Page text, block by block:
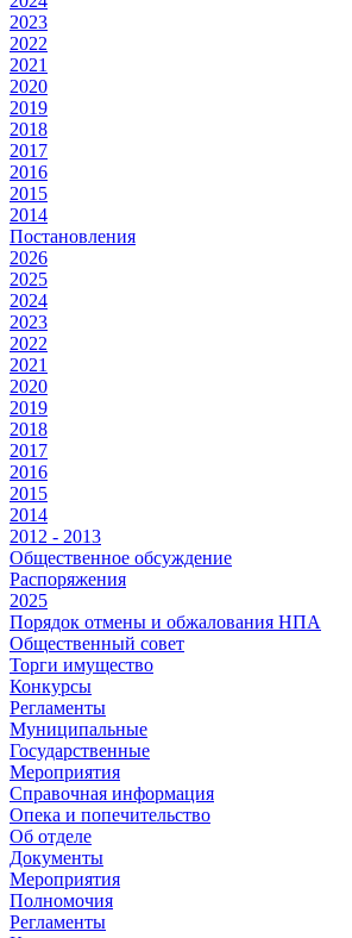
2023
2022
2021
2020
2019
2018
2017
2016
2015
2014
Постановления
2026
2025
2024
2023
2022
2021
2020
2019
2018
2017
2016
2015
2014
2012 - 2013
Общественное обсуждение
Распоряжения
2025
Порядок отмены и обжалования НПА
Общественный совет
Торги имущество
Конкурсы
Регламенты
Муниципальные
Государственные
Мероприятия
Справочная информация
Опека и попечительство
Об отделе
Документы
Мероприятия
Полномочия
Регламенты